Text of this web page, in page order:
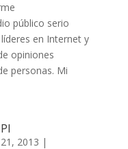
público serio
en Internet y
opiniones
personas. Mi
2013 |